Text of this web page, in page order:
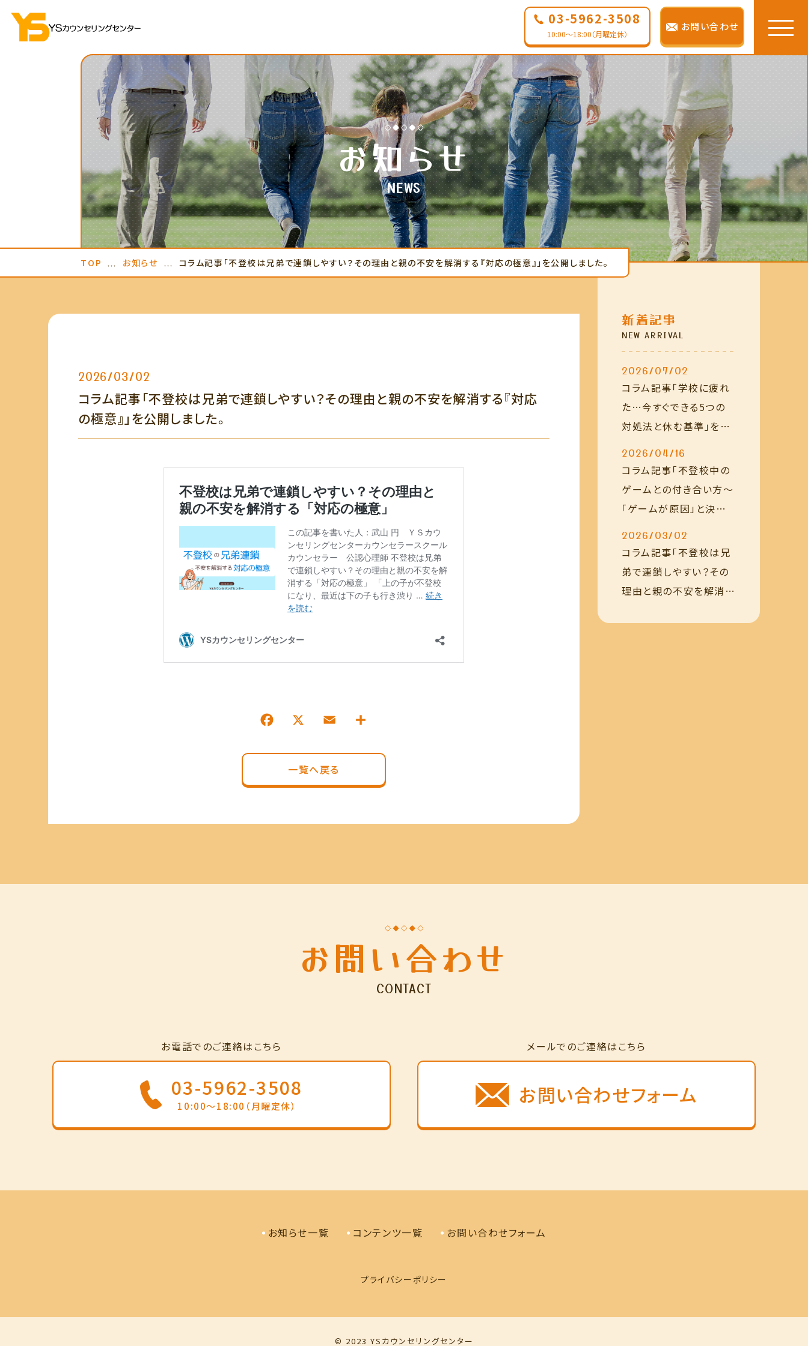
03-5962-3508
10:00～18:00（月曜定休）
お問い合わせ
TOP
ピックアップ
当センターについ
て
サービス紹介
ご利用の流れ
お知らせ
お知らせ一覧
コンテンツ一覧
お問い合わせ
お知らせ
NEWS
TOP お知らせ コラム記事「不登校は兄弟で連鎖しやすい？その理由と親の不安を解消する『対応の極意』」を公開しました。
2026/03/02
コラム記事「不登校は兄弟で連鎖しやすい？その理由と親の不安を解消する『対応
の極意』」を公開しました。
一覧へ戻る
新着記事
NEW ARRIVAL
2026/07/02
コラム記事「学校に疲れ
た…今すぐできる5つの
対処法と休む基準」を公
2026/04/16
コラム記事「不登校中の
ゲームとの付き合い方～
「ゲームが原因」と決め
を公開しました
2026/03/02
コラム記事「不登校は兄
弟で連鎖しやすい？その
理由と親の不安を解消す
お問い合わせ
CONTACT
お電話でのご連絡はこちら
03-5962-3508
10:00～18:00（月曜定休）
メールでのご連絡はこちら
お問い合わせフォーム
お知らせ一覧 コンテンツ一覧 お問い合わせフォーム
プライバシーポリシー
© 2023 YSカウンセリングセンター